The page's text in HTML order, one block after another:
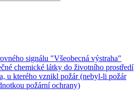
signálu "Všeobecná výstraha"
chemické látky do životního prostředí
u kterého vznikl požár (nebyl-li požár
požární ochrany)